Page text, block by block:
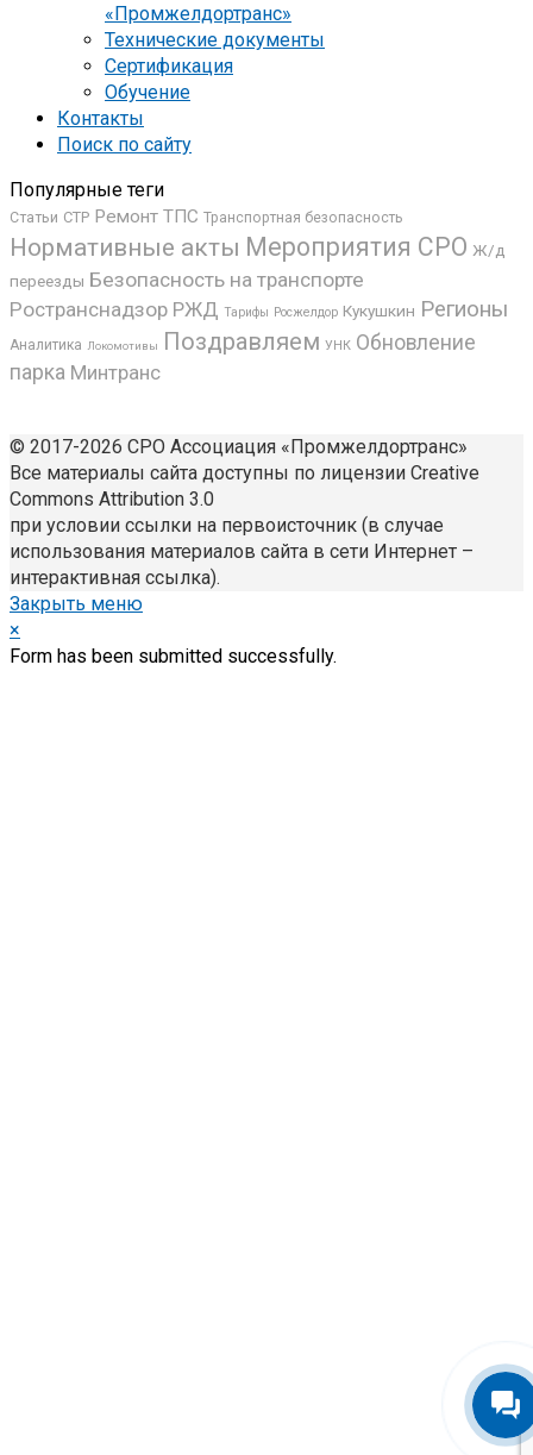
«Промжелдортранс»
Технические документы
Сертификация
Обучение
Контакты
Поиск по сайту
Популярные теги
Статьи СТР Ремонт ТПС Транспортная безопасность
Нормативные акты Мероприятия СРО Ж/д
переезды Безопасность на транспорте
Ространснадзор РЖД Тарифы Росжелдор Кукушкин Регионы
Аналитика Локомотивы Поздравляем УНК Обновление
парка Минтранс
© 2017-2026 СРО Ассоциация «Промжелдортранс»
Все материалы сайта доступны по лицензии Creative
Commons Attribution 3.0
при условии ссылки на первоисточник (в случае
использования материалов сайта в сети Интернет –
интерактивная ссылка).
Закрыть меню
×
Form has been submitted successfully.